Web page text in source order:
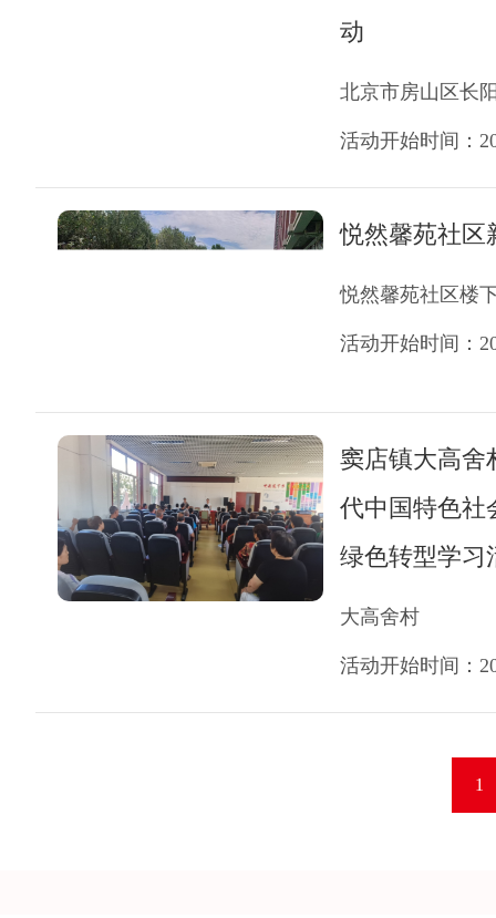
动
北京市房山区长
活动开始时间：
悦然馨苑社区
悦然馨苑社区楼
活动开始时间：
窦店镇大高舍
代中国特色
绿色转型学习
大高舍村
活动开始时间：
1